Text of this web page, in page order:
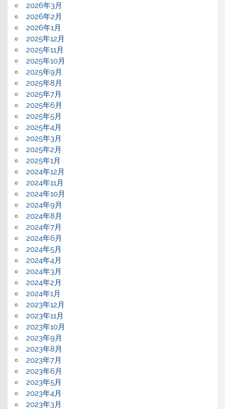
2026年3月
2026年2月
2026年1月
2025年12月
2025年11月
2025年10月
2025年9月
2025年8月
2025年7月
2025年6月
2025年5月
2025年4月
2025年3月
2025年2月
2025年1月
2024年12月
2024年11月
2024年10月
2024年9月
2024年8月
2024年7月
2024年6月
2024年5月
2024年4月
2024年3月
2024年2月
2024年1月
2023年12月
2023年11月
2023年10月
2023年9月
2023年8月
2023年7月
2023年6月
2023年5月
2023年4月
2023年3月